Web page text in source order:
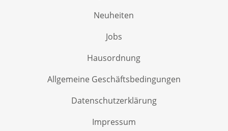
Neuheiten
Jobs
Hausordnung
Allgemeine Geschäftsbedingungen
Datenschutzerklärung
Impressum